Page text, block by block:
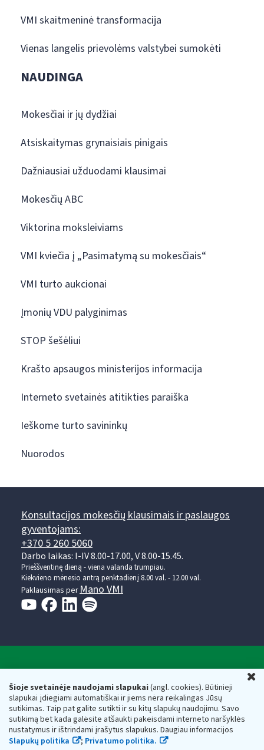
Šioje svetainėje naudojami slapukai(angl. cookies). Būtinieji
slapukai įdiegiami automatiškai ir jiems nėra reikalingas Jūsų
sutikimas. Taip pat galite sutikti ir su kitų slapukų naudojimu. Savo
sutikimą bet kada galėsite atšaukti pakeisdami interneto naršyklės
nustatymus ir ištrindami įrašytus slapukus. Daugiau informacijos
Slapukų politika
; Privatumo politika.
VMI skaitmeninė transformacija
Vienas langelis prievolėms valstybei sumokėti
NAUDINGA
Mokesčiai ir jų dydžiai
Atsiskaitymas grynaisiais pinigais
Dažniausiai užduodami klausimai
Mokesčių ABC
Viktorina moksleiviams
VMI kviečia į „Pasimatymą su mokesčiais“
VMI turto aukcionai
Įmonių VDU palyginimas
STOP šešėliui
Krašto apsaugos ministerijos informacija
Interneto svetainės atitikties paraiška
Ieškome turto savininkų
Nuorodos
Konsultacijos mokesčių klausimais ir paslaugos
gyventojams:
+370 5 260 5060
Darbo laikas: I-IV 8.00-17.00, V 8.00-15.45.
Prieššventinę dieną - viena valanda trumpiau.
Kiekvieno mėnesio antrą penktadienį 8.00 val. - 12.00 val.
Paklausimas per Mano VMI
Respublikos finansų ministerijos
Biudžetinė įstaiga. Juridinio asmens kodas — 188659752,
adresas: Vasario 16-osios g. 14, 01107 Vilnius, Lietuva, el.paštas:
vmi@vmi.lt, E. pristatymo dėžutės adresas 188659752
Duomenys apie Valstybinę mokesčių inspekciją prie Lietuvos
Respublikos finansų ministerijos kaupiami ir saugomi Juridinių